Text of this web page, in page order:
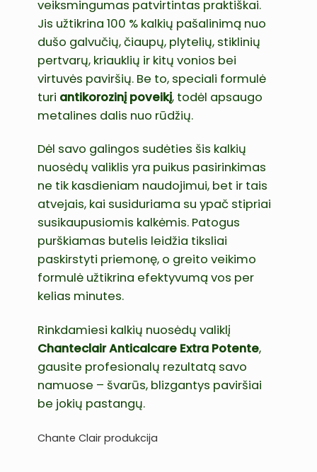
veiksmingumas patvirtintas praktiškai.
Jis užtikrina 100 % kalkių pašalinimą nuo
dušo galvučių, čiaupų, plytelių, stiklinių
pertvarų, kriauklių ir kitų vonios bei
virtuvės paviršių. Be to, speciali formulė
turi antikorozinį poveikį, todėl apsaugo
metalines dalis nuo rūdžių.
Dėl savo galingos sudėties šis kalkių
nuosėdų valiklis yra puikus pasirinkimas
ne tik kasdieniam naudojimui, bet ir tais
atvejais, kai susiduriama su ypač stipriai
susikaupusiomis kalkėmis. Patogus
purškiamas butelis leidžia tiksliai
paskirstyti priemonę, o greito veikimo
formulė užtikrina efektyvumą vos per
kelias minutes.
Rinkdamiesi kalkių nuosėdų valiklį
Chanteclair Anticalcare Extra Potente,
gausite profesionalų rezultatą savo
namuose – švarūs, blizgantys paviršiai
be jokių pastangų.
Chante Clair produkcija